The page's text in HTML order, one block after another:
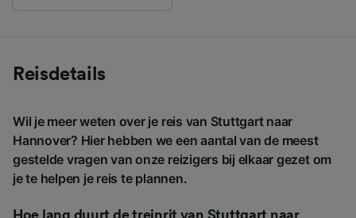
Reisdetails
Wil je meer weten over je reis van Stuttgart naar
Hannover? Hier hebben we een aantal van de meest
gestelde vragen van onze reizigers bij elkaar gezet om
je te helpen je reis te plannen.
Hoe lang duurt de treinrit van Stuttgart naar